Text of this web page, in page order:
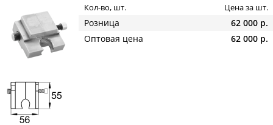
Кол-во, шт. Цена за шт.
Розница
62 000 р.
Оптовая цена
62 000 р.